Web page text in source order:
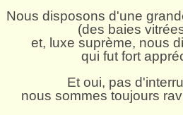
Nous disposons d'une
(des baies
et, luxe suprème, nous
qui fut fort
Et oui, pas
nous sommes toujours